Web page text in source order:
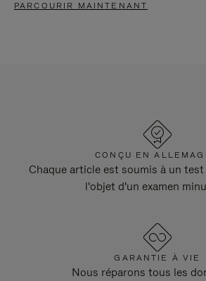
PARCOURIR MAINTENANT
CONÇU EN
Chaque article est soumis à un
l'objet d'un examen
GARANTIE À VIE
Nous réparons tous les